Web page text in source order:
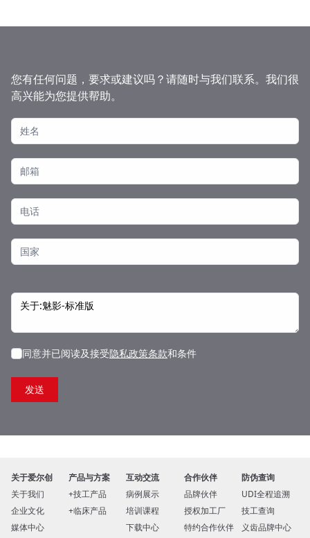
您有任何问题，要求或建议吗？请随时与我们联系。我们很
高兴能为您提供帮助。
同意并已阅读及接受隐私政策条款和条件
关于爱尔创
关于我们
企业文化
媒体中心
产品与方案
技工产品
临床产品
互动交流
病例展示
培训课程
下载中心
合作伙伴
品牌伙伴
授权加工厂
特约合作伙伴
防伪查询
UDI全程追溯
技工查询
义齿品牌中心